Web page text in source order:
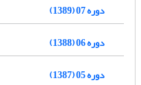
دوره 07 (1389)
دوره 06 (1388)
دوره 05 (1387)